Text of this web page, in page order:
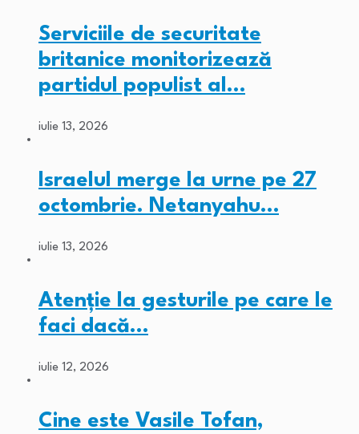
Serviciile de securitate
britanice monitorizează
partidul populist al…
iulie 13, 2026
Israelul merge la urne pe 27
octombrie. Netanyahu…
iulie 13, 2026
Atenție la gesturile pe care le
faci dacă…
iulie 12, 2026
Cine este Vasile Tofan,